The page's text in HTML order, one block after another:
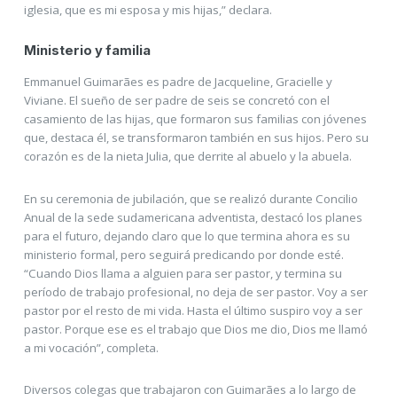
iglesia, que es mi esposa y mis hijas,” declara.
Ministerio y familia
Emmanuel Guimarães es padre de Jacqueline, Gracielle y
Viviane. El sueño de ser padre de seis se concretó con el
casamiento de las hijas, que formaron sus familias con jóvenes
que, destaca él, se transformaron también en sus hijos. Pero su
corazón es de la nieta Julia, que derrite al abuelo y la abuela.
En su ceremonia de jubilación, que se realizó durante Concilio
Anual de la sede sudamericana adventista, destacó los planes
para el futuro, dejando claro que lo que termina ahora es su
ministerio formal, pero seguirá predicando por donde esté.
“Cuando Dios llama a alguien para ser pastor, y termina su
período de trabajo profesional, no deja de ser pastor. Voy a ser
pastor por el resto de mi vida. Hasta el último suspiro voy a ser
pastor. Porque ese es el trabajo que Dios me dio, Dios me llamó
a mi vocación”, completa.
Diversos colegas que trabajaron con Guimarães a lo largo de